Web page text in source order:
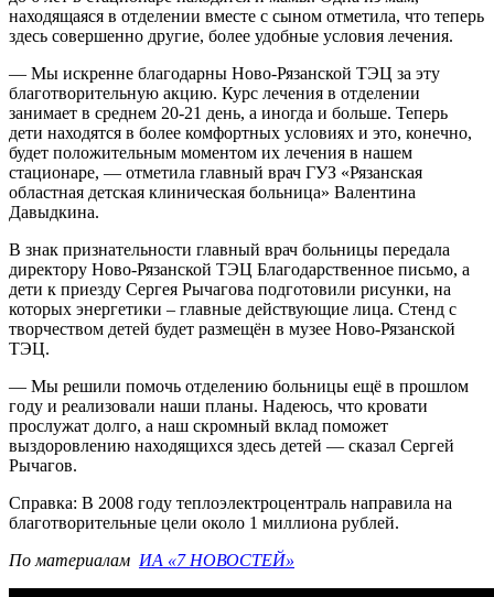
находящаяся в отделении вместе с сыном отметила, что теперь
здесь совершенно другие, более удобные условия лечения.
— Мы искренне благодарны Ново-Рязанской ТЭЦ за эту
благотворительную акцию. Курс лечения в отделении
занимает в среднем 20-21 день, а иногда и больше. Теперь
дети находятся в более комфортных условиях и это, конечно,
будет положительным моментом их лечения в нашем
стационаре, — отметила главный врач ГУЗ «Рязанская
областная детская клиническая больница» Валентина
Давыдкина.
В знак признательности главный врач больницы передала
директору Ново-Рязанской ТЭЦ Благодарственное письмо, а
дети к приезду Сергея Рычагова подготовили рисунки, на
которых энергетики – главные действующие лица. Стенд с
творчеством детей будет размещён в музее Ново-Рязанской
ТЭЦ.
— Мы решили помочь отделению больницы ещё в прошлом
году и реализовали наши планы. Надеюсь, что кровати
прослужат долго, а наш скромный вклад поможет
выздоровлению находящихся здесь детей — сказал Сергей
Рычагов.
Справка: В 2008 году теплоэлектроцентраль направила на
благотворительные цели около 1 миллиона рублей.
По материалам ИА «7 НОВОСТЕЙ»